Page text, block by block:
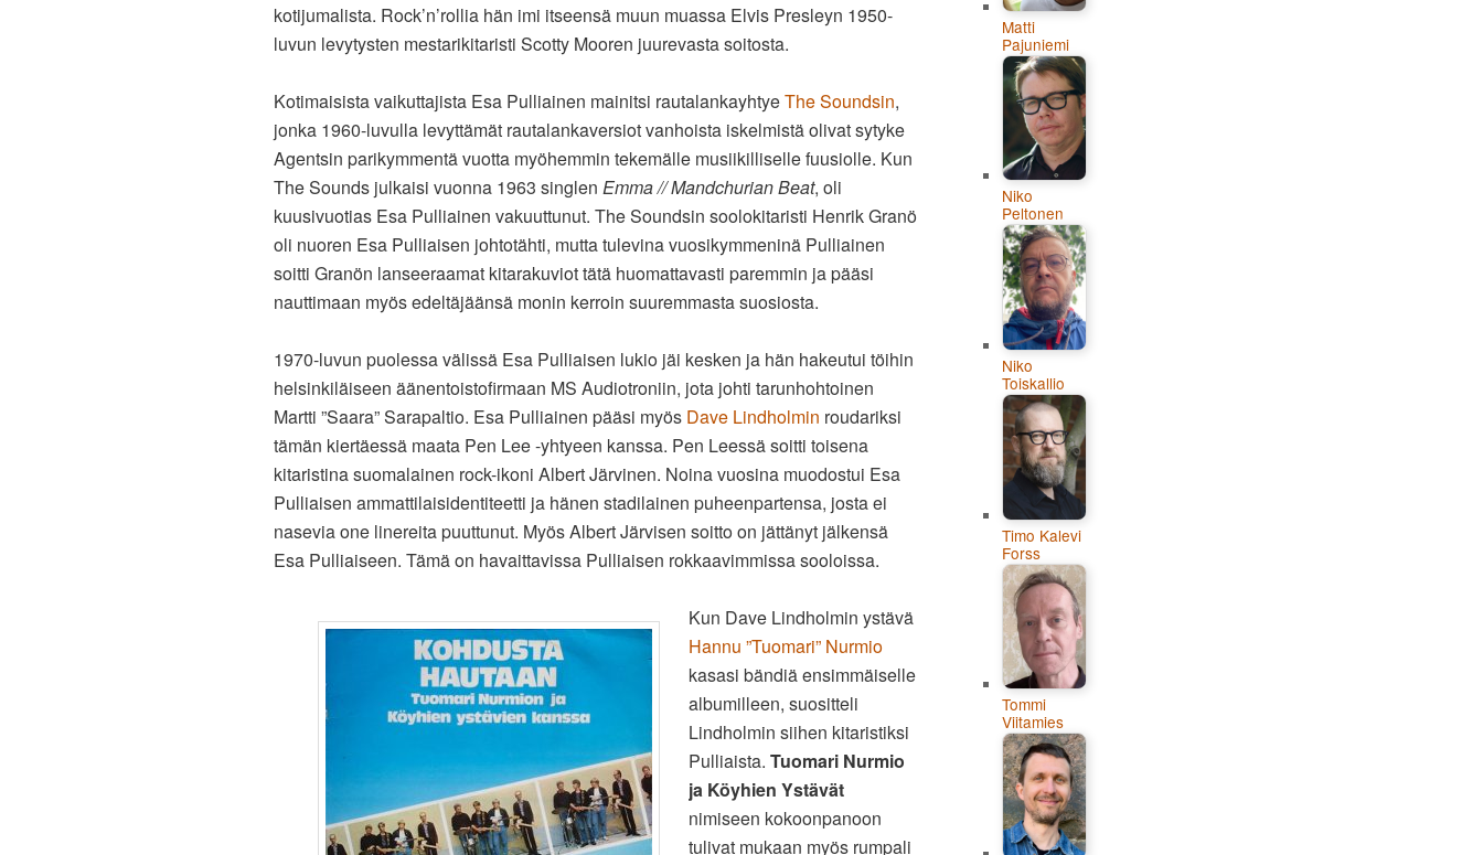
kotijumalista. Rock’n’rollia hän imi itseensä muun muassa Elvis Presleyn 1950-
luvun levytysten mestarikitaristi Scotty Mooren juurevasta soitosta.
Kotimaisista vaikuttajista Esa Pulliainen mainitsi rautalankayhtyeThe Soundsin,
jonka 1960-luvulla levyttämät rautalankaversiot vanhoista iskelmistä olivat sytyke
Agentsin parikymmentä vuotta myöhemmin tekemälle musiikilliselle fuusiolle. Kun
The Sounds julkaisi vuonna 1963 singlen Emma // Mandchurian Beat, oli
kuusivuotias Esa Pulliainen vakuuttunut. The Soundsin soolokitaristi Henrik Granö
oli nuoren Esa Pulliaisen johtotähti, mutta tulevina vuosikymmeninä Pulliainen
soitti Granön lanseeraamat kitarakuviot tätä huomattavasti paremmin ja pääsi
nauttimaan myös edeltäjäänsä monin kerroin suuremmasta suosiosta.
1970-luvun puolessa välissä Esa Pulliaisen lukio jäi kesken ja hän hakeutui töihin
helsinkiläiseen äänentoistofirmaan MS Audiotroniin, jota johti tarunhohtoinen
Martti ”Saara” Sarapaltio. Esa Pulliainen pääsi myös Dave Lindholmin roudariksi
tämän kiertäessä maata Pen Lee -yhtyeen kanssa. Pen Leessä soitti toisena
kitaristina suomalainen rock-ikoni Albert Järvinen. Noina vuosina muodostui Esa
Pulliaisen ammattilaisidentiteetti ja hänen stadilainen puheenpartensa, josta ei
nasevia one linereita puuttunut. Myös Albert Järvisen soitto on jättänyt jälkensä
Esa Pulliaiseen. Tämä on havaittavissa Pulliaisen rokkaavimmissa sooloissa.
Kun Dave Lindholmin ystävä
Hannu ”Tuomari” Nurmio
kasasi bändiä ensimmäiselle
albumilleen, suositteli
Lindholmin siihen kitaristiksi
Pulliaista. Tuomari Nurmio
ja Köyhien Ystävät
nimiseen kokoonpanoon
tulivat mukaan myös rumpali
Matti
Pajuniemi
Niko
Peltonen
Niko
Toiskallio
Timo Kalevi
Forss
Tommi
Viitamies